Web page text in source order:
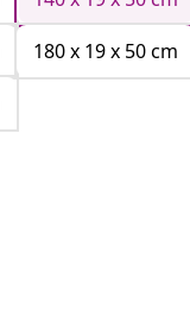
180 x 19 x 50 cm